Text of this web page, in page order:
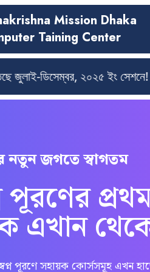
Mission Dhaka
Taining Center
জুলাই-ডিসেম্বর, ২০২৫ ইং
নতুন জগতে স্বাগতম
পূরণের
এখান
পূরণে সহায়ক কোর্সসমূহ এখন